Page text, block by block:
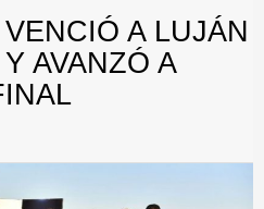
A LUJÁN
AVANZÓ A